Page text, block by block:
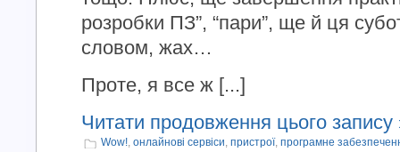
розробки ПЗ”, “пари”, ще й ця
словом, жах…
Проте, я все ж [...]
Читати продовження цього запису
Wow!, онлайнові сервіси, пристрої, програмне